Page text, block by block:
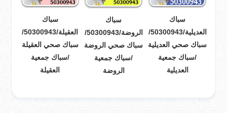
سباك
العديلية/50300943/
سباك صحي العديلية
/سباك جمعية
العديلية
سباك
الروضة/50300943/
سباك صحي الروضة
/سباك جمعية
الروضة
سباك
العقيلة/50300943/
سباك صحي العقيلة
/سباك جمعية
العقيلة